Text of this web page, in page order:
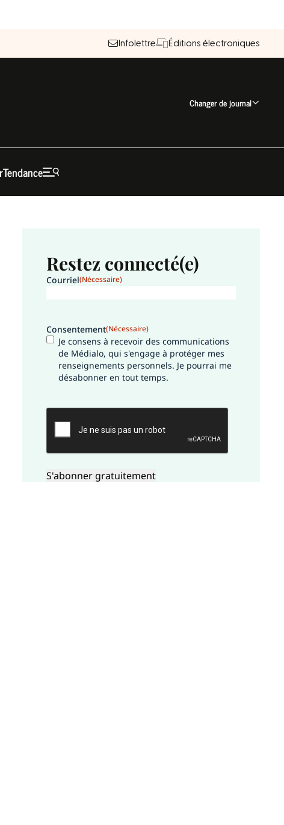
Infolettre Éditions électroniques
Changer de journal
Tendance
Restez connecté(e)
Courriel(Nécessaire)
Consentement(Nécessaire)
Je consens à recevoir des communications
de Médialo, qui s'engage à protéger mes
renseignements personnels. Je pourrai me
désabonner en tout temps.
CAPTCHA